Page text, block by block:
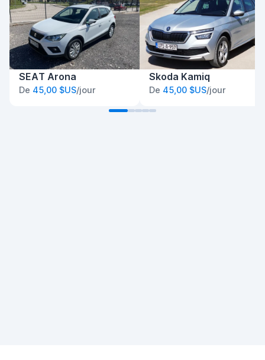
SEAT Arona
De 45,00 $US/jour
Skoda Kamiq
De 45,00 $US/jour